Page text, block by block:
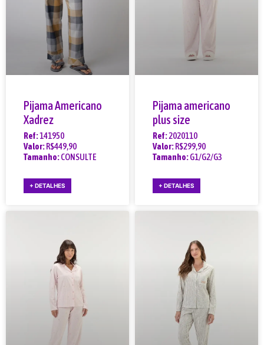
Pijama Americano
Xadrez
Ref:141950
Valor:R$449,90
Tamanho:CONSULTE
+ DETALHES
Pijama americano
plus size
Ref:2020110
Valor:R$299,90
Tamanho:G1/G2/G3
+ DETALHES